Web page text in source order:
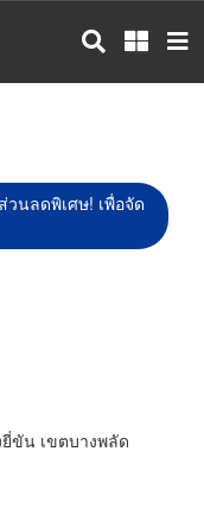
นลดพิเศษ! เพื่อจัด
ขัน เขตบางพลัด